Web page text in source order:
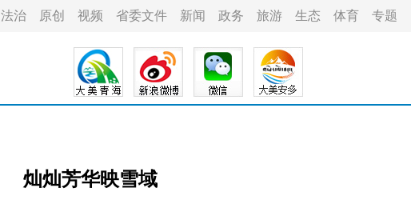
法治 原创 视频 省委文件 新闻 政务 旅游 生态 体育 专题
灿灿芳华映雪域